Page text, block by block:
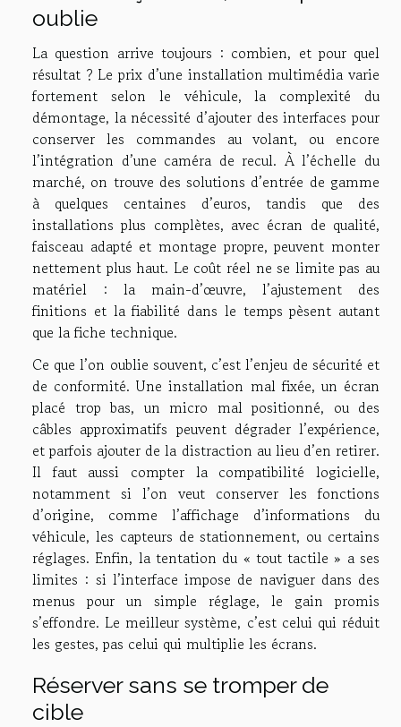
oublie
La question arrive toujours : combien, et pour quel
résultat ? Le prix d’une installation multimédia varie
fortement selon le véhicule, la complexité du
démontage, la nécessité d’ajouter des interfaces pour
conserver les commandes au volant, ou encore
l’intégration d’une caméra de recul. À l’échelle du
marché, on trouve des solutions d’entrée de gamme
à quelques centaines d’euros, tandis que des
installations plus complètes, avec écran de qualité,
faisceau adapté et montage propre, peuvent monter
nettement plus haut. Le coût réel ne se limite pas au
matériel : la main-d’œuvre, l’ajustement des
finitions et la fiabilité dans le temps pèsent autant
que la fiche technique.
Ce que l’on oublie souvent, c’est l’enjeu de sécurité et
de conformité. Une installation mal fixée, un écran
placé trop bas, un micro mal positionné, ou des
câbles approximatifs peuvent dégrader l’expérience,
et parfois ajouter de la distraction au lieu d’en retirer.
Il faut aussi compter la compatibilité logicielle,
notamment si l’on veut conserver les fonctions
d’origine, comme l’affichage d’informations du
véhicule, les capteurs de stationnement, ou certains
réglages. Enfin, la tentation du « tout tactile » a ses
limites : si l’interface impose de naviguer dans des
menus pour un simple réglage, le gain promis
s’effondre. Le meilleur système, c’est celui qui réduit
les gestes, pas celui qui multiplie les écrans.
Réserver sans se tromper de
cible